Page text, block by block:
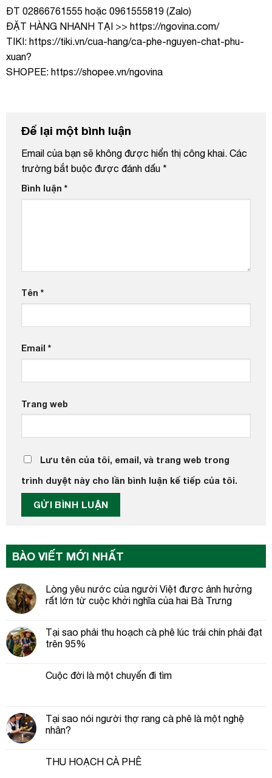
ĐT 02866761555 hoặc 0961555819 (Zalo)
ĐẶT HÀNG NHANH TẠI >> https://ngovina.com/
TIKI: https://tiki.vn/cua-hang/ca-phe-nguyen-chat-phu-
xuan?
SHOPEE: https://shopee.vn/ngovina
Để lại một bình luận
Email của bạn sẽ không được hiển thị công khai. Các
trường bắt buộc được đánh dấu *
Bình luận *
Tên *
Email *
Trang web
Lưu tên của tôi, email, và trang web trong
trình duyệt này cho lần bình luận kế tiếp của tôi.
BÀO VIẾT MỚI NHẤT
Lòng yêu nước của người Việt được ảnh hưởng
rất lớn từ cuộc khởi nghĩa của hai Bà Trưng
Tại sao phải thu hoạch cà phê lúc trái chín phải đạt
trên 95%
Cuộc đời là một chuyến đi tìm
Tại sao nói người thợ rang cà phê là một nghệ
nhân?
THU HOẠCH CÀ PHÊ